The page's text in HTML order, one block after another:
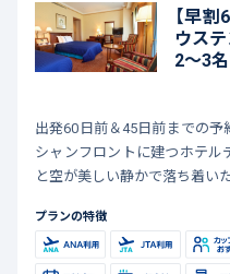
【早
ウス
2～3
出発60日前＆45日前までの
シャンフロントに建つホテ
と空が美しい静かで落ち着い
プランの特徴